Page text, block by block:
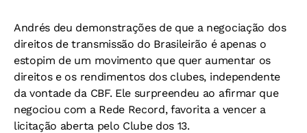
Andrés deu demonstrações de que a negociação dos
direitos de transmissão do Brasileirão é apenas o
estopim de um movimento que quer aumentar os
direitos e os rendimentos dos clubes, independente
da vontade da CBF. Ele surpreendeu ao afirmar que
negociou com a Rede Record, favorita a vencer a
licitação aberta pelo Clube dos 13.